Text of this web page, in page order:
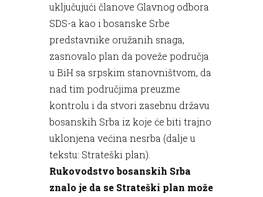
uključujući članove Glavnog odbora
SDS-a kao i bosanske Srbe
predstavnike oružanih snaga,
zasnovalo plan da poveže područja
u BiH sa srpskim stanovništvom, da
nad tim područjima preuzme
kontrolu i da stvori zasebnu državu
bosanskih Srba iz koje će biti trajno
uklonjena većina nesrba (dalje u
tekstu: Strateški plan).
Rukovodstvo bosanskih Srba
znalo je da se Strateški plan može